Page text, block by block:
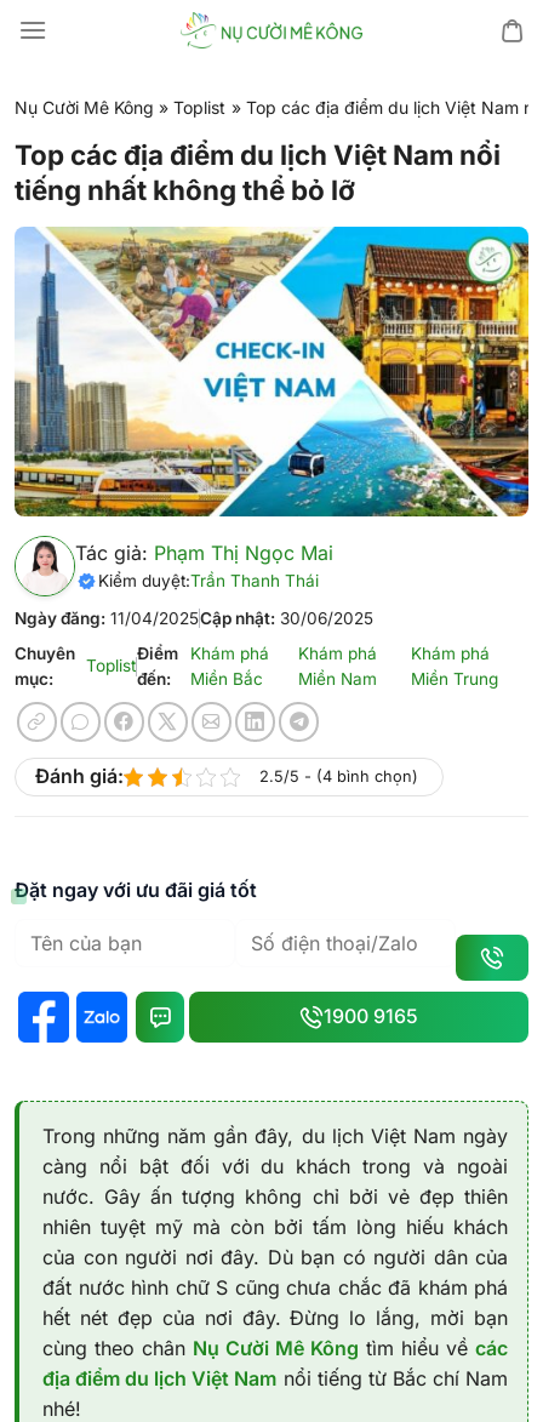
đến
dung
Nụ Cười Mê Kông » Toplist » Top các địa điểm du lịch Việt Nam
Top các địa điểm du lịch Việt Nam nổi
tiếng nhất không thể bỏ lỡ
Tác giả: Phạm Thị Ngọc Mai
Kiểm duyệt:Trần Thanh Thái
Ngày đăng: 11/04/2025Cập nhật: 30/06/2025
Chuyên
mục:
Toplist
Điểm
đến:
Khám phá
Miền Bắc
Khám phá
Miền Nam
Khám phá
Miền Trung
Đánh giá: 2.5/5 - (4 bình chọn)
Đặt ngay với ưu đãi giá tốt
1900 9165
Trong những năm gần đây, du lịch Việt Nam ngày
càng nổi bật đối với du khách trong và ngoài
nước. Gây ấn tượng không chỉ bởi vẻ đẹp thiên
nhiên tuyệt mỹ mà còn bởi tấm lòng hiếu khách
của con người nơi đây. Dù bạn có người dân của
đất nước hình chữ S cũng chưa chắc đã khám phá
hết nét đẹp của nơi đây. Đừng lo lắng, mời bạn
cùng theo chân Nụ Cười Mê Kông tìm hiểu về các
địa điểm du lịch Việt Nam nổi tiếng từ Bắc chí Nam
nhé!